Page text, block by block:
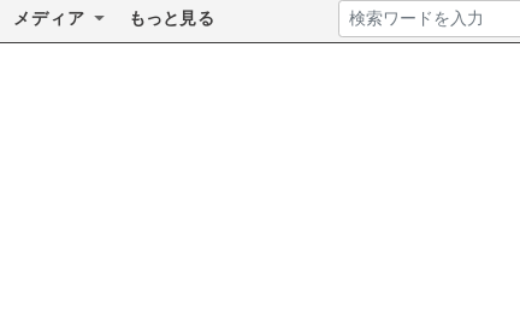
メディア もっと見る